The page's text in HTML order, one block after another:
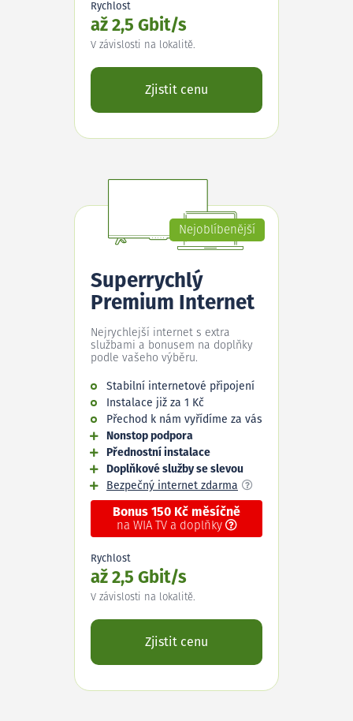
Rychlost
až 2,5 Gbit/s
V závislosti na lokalitě.
Zjistit cenu
Nejoblíbenější
Superrychlý
Premium Internet
Nejrychlejší internet s extra
službami a bonusem na doplňky
podle vašeho výběru.
Stabilní internetové připojení
Instalace již za 1 Kč
Přechod k nám vyřídíme za vás
Nonstop podpora
Přednostní instalace
Doplňkové služby se slevou
Bezpečný internet zdarma
Bonus 150 Kč měsíčně
na WIA TV a doplňky
Rychlost
až 2,5 Gbit/s
V závislosti na lokalitě.
Zjistit cenu